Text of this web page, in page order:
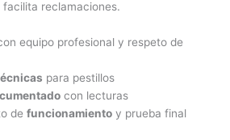
facilita reclamaciones.
equipo profesional y respeto de
para pestillos
con lecturas
defuncionamiento y prueba final